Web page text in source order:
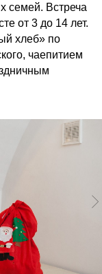
семей. Встреча
от 3 до 14 лет.
хлеб» по
чаепитием